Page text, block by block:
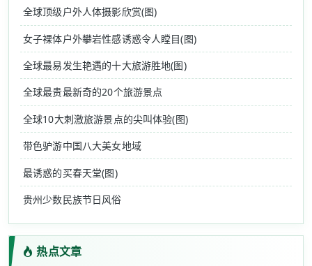
全球顶级户外人体摄影欣赏(图)
女子裸体户外攀岩性感诱惑令人瞠目(图)
全球最易发生艳遇的十大旅游胜地(图)
全球最贵最新奇的20个旅游景点
全球10大刺激旅游景点的尖叫体验(图)
带色驴游中国八大美女地域
最诱惑的买春天堂(图)
贵州少数民族节日风俗
热点文章